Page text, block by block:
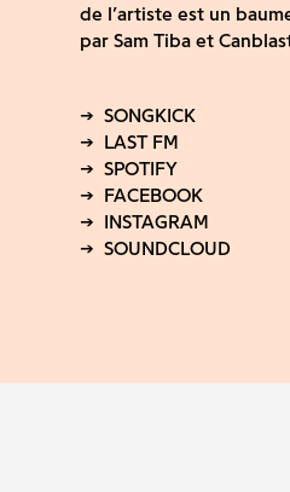
de l’artiste est un
par Sam Tiba et